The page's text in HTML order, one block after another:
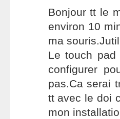
Bonjour tt le
environ 10
ma
Le touch pad
configurer
pas.Ca serai
tt avec le doi
mon